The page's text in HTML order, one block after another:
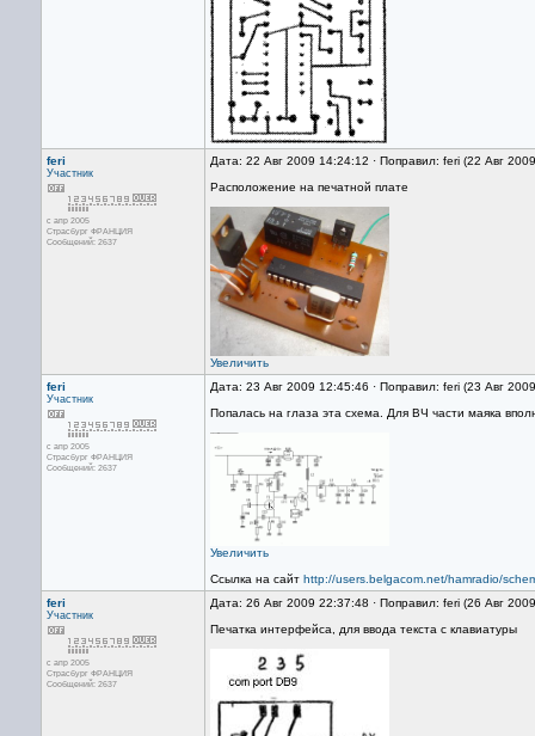
feri
Участник
с апр 2005
Страсбург ФРАНЦИЯ
Сообщений: 2637
Дата: 22 Авг 2009 14:24:12 · Поправил: feri (22 Авг
Расположение на печатной плате
Увеличить
feri
Участник
с апр 2005
Страсбург ФРАНЦИЯ
Сообщений: 2637
Дата: 23 Авг 2009 12:45:46 · Поправил: feri (23 Авг
Попалась на глаза эта схема. Для ВЧ части маяка
Увеличить
Ссылка на сайт http://users.belgacom.net/hamradio/
feri
Участник
с апр 2005
Страсбург ФРАНЦИЯ
Сообщений: 2637
Дата: 26 Авг 2009 22:37:48 · Поправил: feri (26 Авг
Печатка интерфейса, для ввода текста с клавиатуры